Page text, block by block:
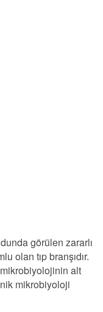
görülen zararlı
olan tıp branşıdır.
mikrobiyolojinin alt
mikrobiyoloji